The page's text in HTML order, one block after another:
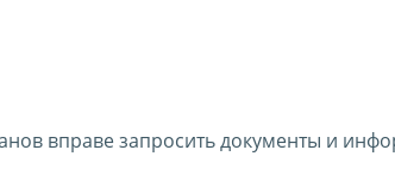
вправе запросить документы и